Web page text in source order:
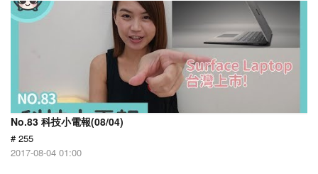
No.83 科技小電報(08/04)
# 255
2017-08-04 01:00